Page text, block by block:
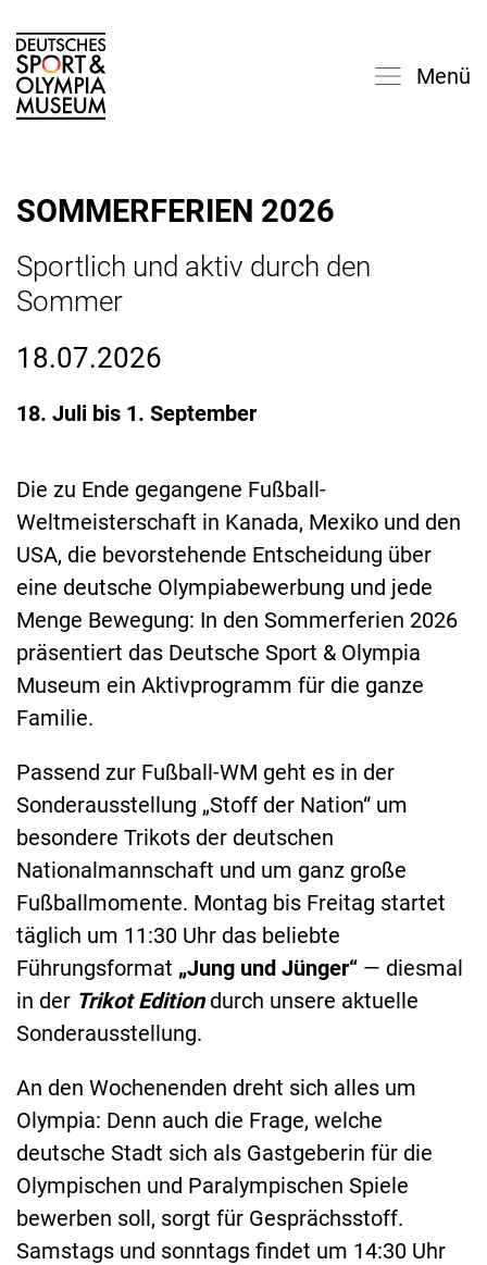
Menü
SOMMERFERIEN 2026
Sportlich und aktiv durch den
Sommer
18.07.2026
18. Juli bis 1. September
Die zu Ende gegangene Fußball-
Weltmeisterschaft in Kanada, Mexiko und den
USA, die bevorstehende Entscheidung über
eine deutsche Olympiabewerbung und jede
Menge Bewegung: In den Sommerferien 2026
präsentiert das Deutsche Sport & Olympia
Museum ein Aktivprogramm für die ganze
Familie.
Passend zur Fußball-WM geht es in der
Sonderausstellung „Stoff der Nation“ um
besondere Trikots der deutschen
Nationalmannschaft und um ganz große
Fußballmomente. Montag bis Freitag startet
täglich um 11:30 Uhr das beliebte
Führungsformat „Jung und Jünger“ — diesmal
in der Trikot Editiondurch unsere aktuelle
Sonderausstellung.
An den Wochenenden dreht sich alles um
Olympia: Denn auch die Frage, welche
deutsche Stadt sich als Gastgeberin für die
Olympischen und Paralympischen Spiele
bewerben soll, sorgt für Gesprächsstoff.
Samstags und sonntags findet um 14:30 Uhr